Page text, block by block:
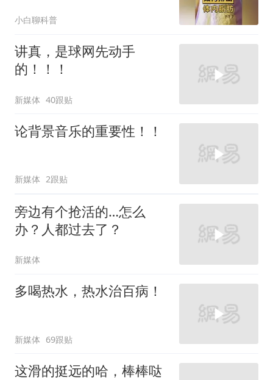
小白聊科普
讲真，是球网先动手
的！！！
新媒体 40跟贴
论背景音乐的重要性！！
新媒体 2跟贴
旁边有个抢活的…怎么
办？人都过去了？
新媒体
多喝热水，热水治百病！
新媒体 69跟贴
这滑的挺远的哈，棒棒哒